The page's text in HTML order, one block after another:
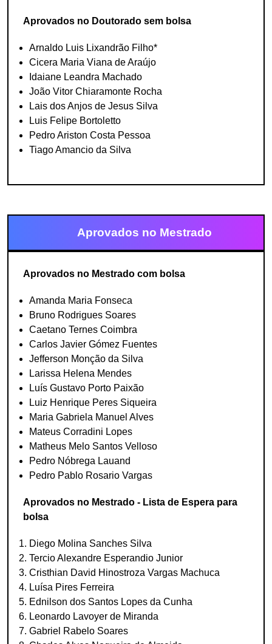
Aprovados no Doutorado sem bolsa
Arnaldo Luis Lixandrão Filho*
Cicera Maria Viana de Araújo
Idaiane Leandra Machado
João Vitor Chiaramonte Rocha
Lais dos Anjos de Jesus Silva
Luis Felipe Bortoletto
Pedro Ariston Costa Pessoa
Tiago Amancio da Silva
Aprovados no Mestrado
Aprovados no Mestrado com bolsa
Amanda Maria Fonseca
Bruno Rodrigues Soares
Caetano Ternes Coimbra
Carlos Javier Gómez Fuentes
Jefferson Monção da Silva
Larissa Helena Mendes
Luís Gustavo Porto Paixão
Luiz Henrique Peres Siqueira
Maria Gabriela Manuel Alves
Mateus Corradini Lopes
Matheus Melo Santos Velloso
Pedro Nóbrega Lauand
Pedro Pablo Rosario Vargas
Aprovados no Mestrado - Lista de Espera para
bolsa
Diego Molina Sanches Silva
Tercio Alexandre Esperandio Junior
Cristhian David Hinostroza Vargas Machuca
Luísa Pires Ferreira
Ednilson dos Santos Lopes da Cunha
Leonardo Lavoyer de Miranda
Gabriel Rabelo Soares